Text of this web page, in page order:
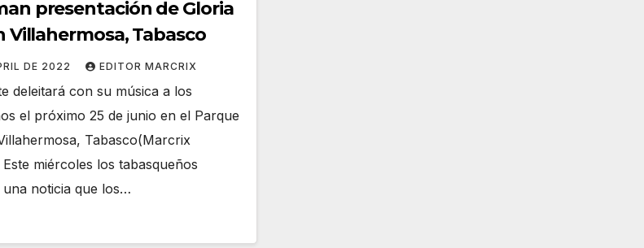
presentación de Gloria
Villahermosa, Tabasco
DE 2022 EDITOR MARCRIX
deleitará con su música a los
el próximo 25 de junio en el Parque
Tabasco(Marcrix
miércoles los tabasqueños
noticia que los…